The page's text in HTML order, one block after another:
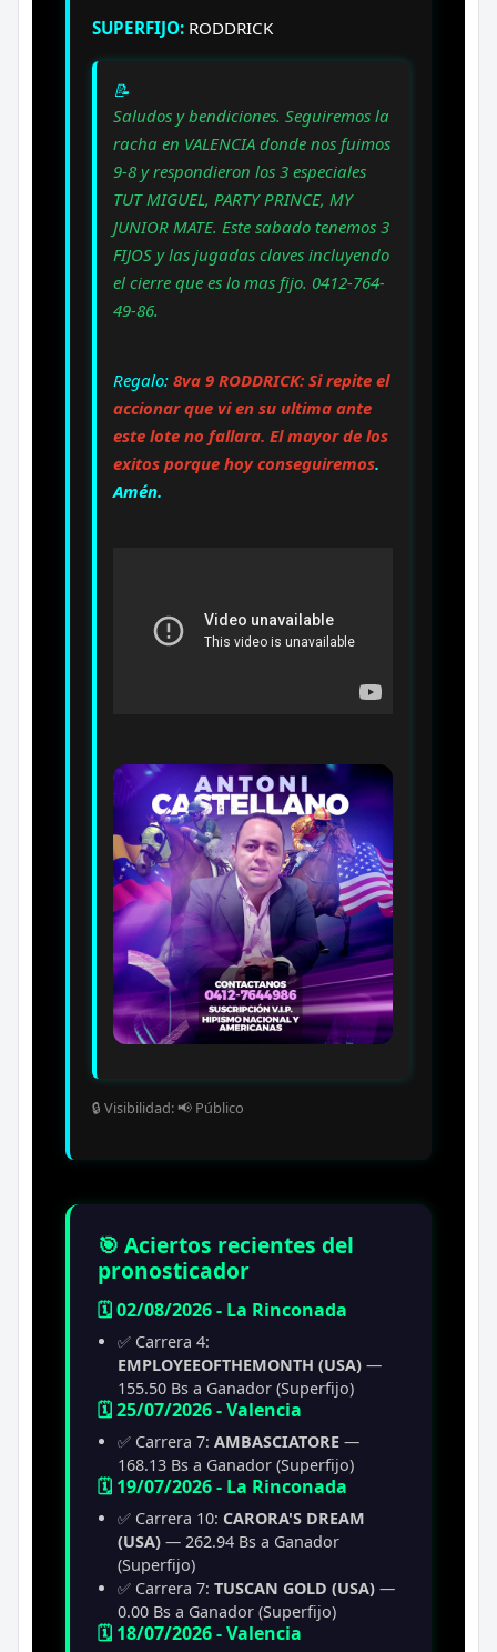
SUPERFIJO: RODDRICK
📝
Saludos y bendiciones. Seguiremos la
racha en VALENCIA donde nos fuimos
9-8 y respondieron los 3 especiales
TUT MIGUEL, PARTY PRINCE, MY
JUNIOR MATE. Este sabado tenemos 3
FIJOS y las jugadas claves incluyendo
el cierre que es lo mas fijo. 0412-764-
49-86.
Regalo: 8va 9 RODDRICK: Si repite el
accionar que vi en su ultima ante
este lote no fallara. El mayor de los
exitos porque hoy conseguiremos.
Amén.
🔒 Visibilidad: 📢 Público
🎯 Aciertos recientes del
pronosticador
🗓️ 02/08/2026 - La Rinconada
✅ Carrera 4:
EMPLOYEEOFTHEMONTH (USA) —
155.50 Bs a Ganador (Superfijo)
🗓️ 25/07/2026 - Valencia
✅ Carrera 7: AMBASCIATORE —
168.13 Bs a Ganador (Superfijo)
🗓️ 19/07/2026 - La Rinconada
✅ Carrera 10: CARORA'S DREAM
(USA) — 262.94 Bs a Ganador
(Superfijo)
✅ Carrera 7: TUSCAN GOLD (USA) —
0.00 Bs a Ganador (Superfijo)
🗓️ 18/07/2026 - Valencia